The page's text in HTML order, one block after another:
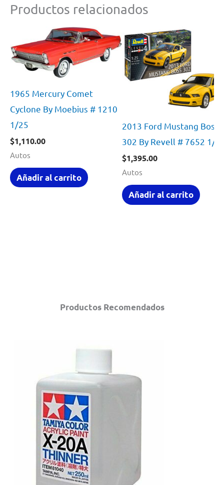
Productos Recomendados
Productos relacionados
1965 Mercury Comet
Cyclone By Moebius # 1210
1/25
$1,110.00
Autos
Añadir al carrito
2013 Ford Mustang Boss
302 By Revell # 7652 1/
$1,395.00
Autos
Añadir al carrito